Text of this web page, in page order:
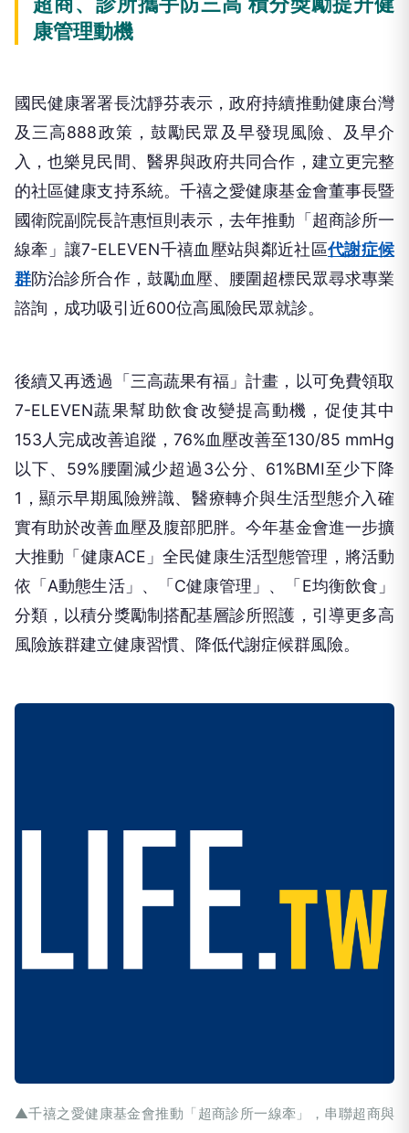
康管理動機
國民健康署署長沈靜芬表示，政府持續推動健康台灣
及三高888政策，鼓勵民眾及早發現風險、及早介
入，也樂見民間、醫界與政府共同合作，建立更完整
的社區健康支持系統。千禧之愛健康基金會董事長暨
國衛院副院長許惠恒則表示，去年推動「超商診所一
線牽」讓7-ELEVEN千禧血壓站與鄰近社區代謝症候
群防治診所合作，鼓勵血壓、腰圍超標民眾尋求專業
諮詢，成功吸引近600位高風險民眾就診。
後續又再透過「三高蔬果有福」計畫，以可免費領取
7-ELEVEN蔬果幫助飲食改變提高動機，促使其中
153人完成改善追蹤，76%血壓改善至130/85 mmHg
以下、59%腰圍減少超過3公分、61%BMI至少下降
1，顯示早期風險辨識、醫療轉介與生活型態介入確
實有助於改善血壓及腹部肥胖。今年基金會進一步擴
大推動「健康ACE」全民健康生活型態管理，將活動
依「A動態生活」、「C健康管理」、「E均衡飲食」
分類，以積分獎勵制搭配基層診所照護，引導更多高
風險族群建立健康習慣、降低代謝症候群風險。
▲千禧之愛健康基金會推動「超商診所一線牽」，串聯超商與